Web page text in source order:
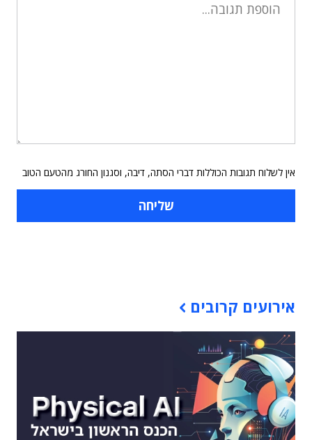
אין לשלוח תגובות הכוללות דברי הסתה, דיבה, וסגנון החורג מהטעם הטוב
אירועים קרובים